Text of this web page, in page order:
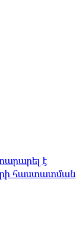
է
հաստատման